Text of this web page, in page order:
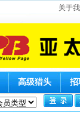
关于
高级猎头 招